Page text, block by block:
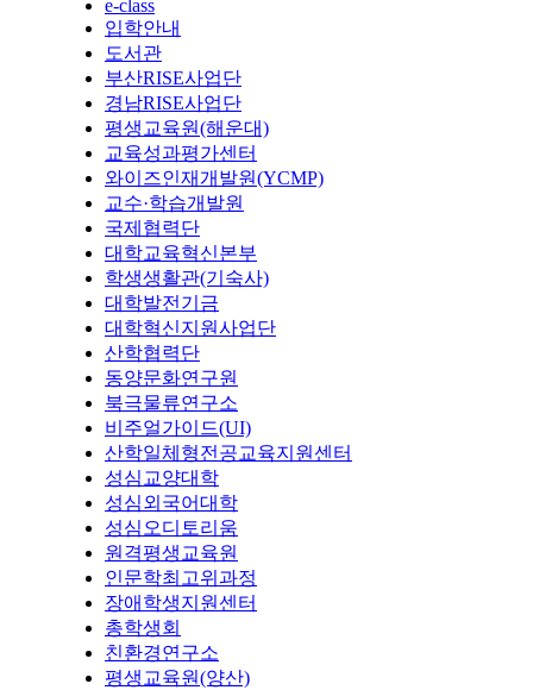
e-class
입학안내
도서관
부산RISE사업단
경남RISE사업단
평생교육원(해운대)
교육성과평가센터
와이즈인재개발원(YCMP)
교수·학습개발원
국제협력단
대학교육혁신본부
학생생활관(기숙사)
대학발전기금
대학혁신지원사업단
산학협력단
동양문화연구원
북극물류연구소
비주얼가이드(UI)
산학일체형전공교육지원센터
성심교양대학
성심외국어대학
성심오디토리움
원격평생교육원
인문학최고위과정
장애학생지원센터
총학생회
친환경연구소
평생교육원(양산)